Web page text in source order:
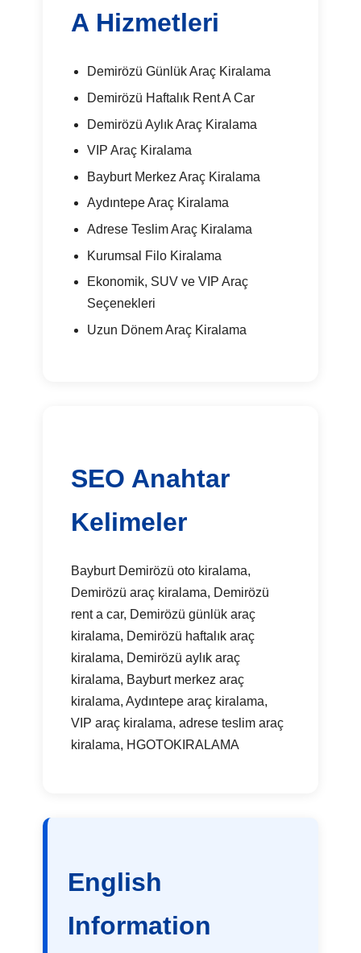
A Hizmetleri
Demirözü Günlük Araç Kiralama
Demirözü Haftalık Rent A Car
Demirözü Aylık Araç Kiralama
VIP Araç Kiralama
Bayburt Merkez Araç Kiralama
Aydıntepe Araç Kiralama
Adrese Teslim Araç Kiralama
Kurumsal Filo Kiralama
Ekonomik, SUV ve VIP Araç
Seçenekleri
Uzun Dönem Araç Kiralama
SEO Anahtar
Kelimeler
Bayburt Demirözü oto kiralama,
Demirözü araç kiralama, Demirözü
rent a car, Demirözü günlük araç
kiralama, Demirözü haftalık araç
kiralama, Demirözü aylık araç
kiralama, Bayburt merkez araç
kiralama, Aydıntepe araç kiralama,
VIP araç kiralama, adrese teslim araç
kiralama, HGOTOKIRALAMA
English
Information